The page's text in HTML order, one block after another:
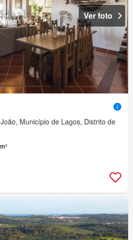
Ver foto
Município de Lagos, Distrito de